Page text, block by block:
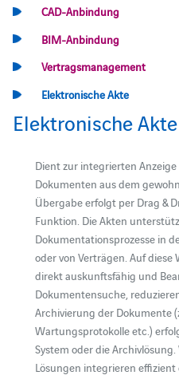
CAD-Anbindung
BIM-Anbindung
Vertragsmanagement
Elektronische Akte
Elektronische Akte
Dient zur integrierten
Dokumenten aus dem
Übergabe erfolgt per Drag &
Funktion. Die Akten
Dokumentationsprozesse in
oder von Verträgen. Auf
direkt auskunftsfähig und
Dokumentensuche,
Archivierung der Dokumente
Wartungsprotokolle etc.)
System oder die
Lösungen integrieren